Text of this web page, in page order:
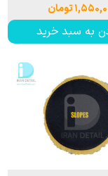
تومان
به سبد خرید